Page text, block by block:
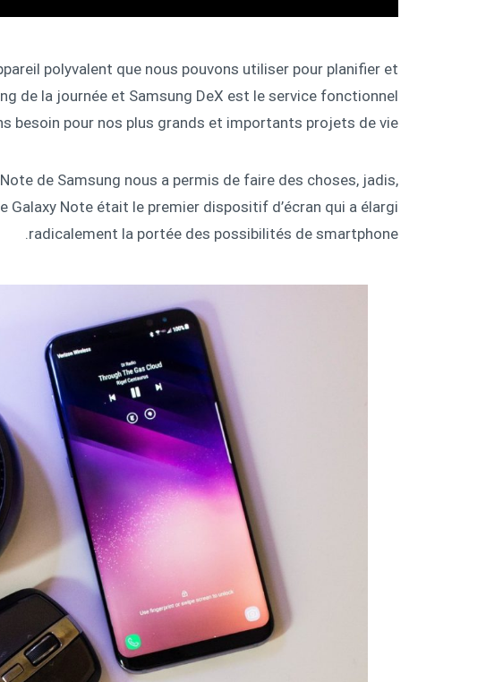
polyvalent que nous pouvons utiliser pour planifier et
de la journée et Samsung DeX est le service fonctionnel
besoin pour nos plus grands et importants projets de vie.
de Samsung nous a permis de faire des choses, jadis,
Galaxy Note était le premier dispositif d’écran qui a élargi
radicalement la portée des possibilités de smartphone.